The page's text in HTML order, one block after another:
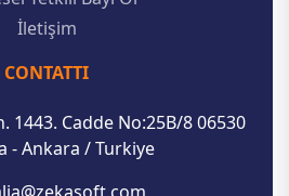
İletişim
CONTATTI
1443. Cadde No:25B/8 06530
- Ankara / Turkiye